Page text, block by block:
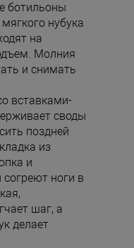
ботильоны
нубука
на
Молния
и снимать
вставками-
своды
поздней
из
и
ноги в
шаг, а
делает